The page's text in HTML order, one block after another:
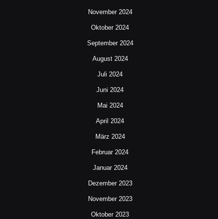
November 2024
Oktober 2024
September 2024
August 2024
Juli 2024
Juni 2024
Mai 2024
April 2024
März 2024
Februar 2024
Januar 2024
Dezember 2023
November 2023
Oktober 2023